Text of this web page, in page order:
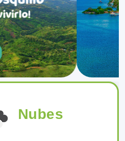
Isla Tintipán
Sitios
Ver más
0
Nubes